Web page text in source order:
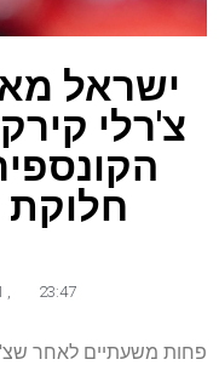
ישראל
צ'רלי
חלוקת
23:47
פחות משעתיים לאחר